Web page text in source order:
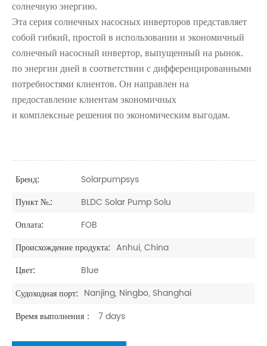
солнечную энергию.
Эта серия солнечных насосных инверторов представляет
собой гибкий, простой в использовании и экономичный
солнечный насосный инвертор, выпущенный на рынок.
по энергии дней в соответствии с дифференцированными
потребностями клиентов. Он направлен на
предоставление клиентам экономичных
и комплексные решения по экономическим выгодам.
Бренд:
Solarpumpsys
Пункт №.:
BLDC Solar Pump Solu
Оплата:
FOB
Происхождение продукта: Anhui, China
Цвет:
Blue
Судоходная порт: Nanjing, Ningbo, Shanghai
Время выполнения：
7 days